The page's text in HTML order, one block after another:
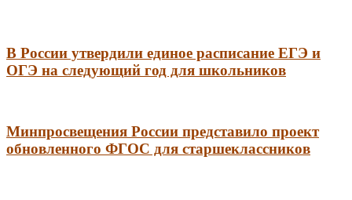
В России утвердили единое расписание ЕГЭ и
ОГЭ на следующий год для школьников
Минпросвещения России представило проект
обновленного ФГОС для старшеклассников